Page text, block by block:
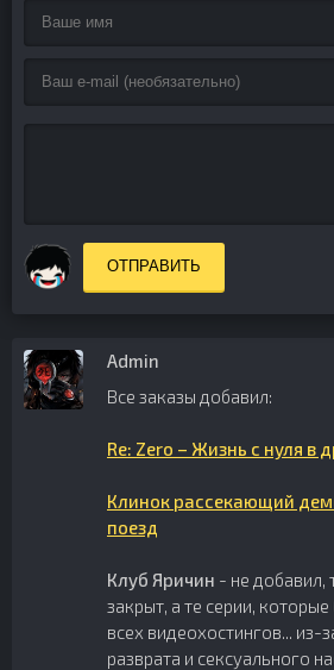
ОТПРАВИТЬ
Admin
Все заказы добавил:
Re: Zero – Жизнь с нуля в
Клинок рассекающий
поезд
Клуб Яричин - не добавил,
закрыт, а те серии,
всех видеохостингов... из-
разврата и сексуального